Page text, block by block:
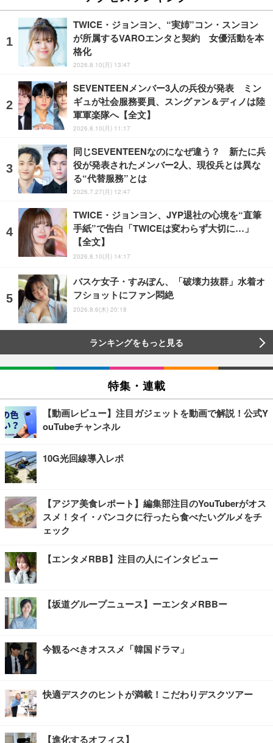
TWICE・ジョンヨン、“実姉”コン・スンヨン
が所属するVAROエンタと契約 女優活動を本
格化
2026.8.10(月) 13:47
SEVENTEENメンバー3人の兵役が発表 ミン
ギュが社会服務要員、スングァン＆ディノは陸
軍軍楽隊へ【全文】
2026.8.10(月) 11:17
同じSEVENTEENなのになぜ違う？ 新たに兵
役が発表されたメンバー2人、現役兵とは異な
る“代替服務”とは
2026.7.27(月) 12:47
TWICE・ジョンヨン、JYP退社の心境を“直筆
手紙”で告白「TWICEは変わらず大切に…」
【全文】
2026.8.10(月) 14:17
バスケ女子・すみぽん、「破壊力抜群」水着オ
フショットにファン悶絶
2026.8.6(木) 20:18
ランキングをもっと見る
特集・連載
【動画レビュー】注目ガジェットを動画で解説！公式Y
ouTubeチャンネル
10G光回線導入レポ
【アジア美食レポート】編集部注目のYouTuberがオス
スメ！タイ・バンコクに行ったら食べたいグルメをチ
ェック
【エンタメRBB】注目の人にインタビュー
【坂道グループニュース】ーエンタメRBBー
今観るべきオススメ「韓国ドラマ」
快適デスクのヒントが満載！こだわりデスクツアー
【進化するオフィス】